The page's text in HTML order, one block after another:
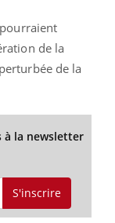
de la
de la
à la newsletter
S'inscrire